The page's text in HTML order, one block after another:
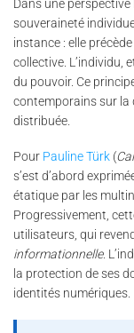
Dans une perspective
souveraineté
instance : elle
collective. L’individu,
du pouvoir. Ce
contemporains sur la
distribuée.
Pour Pauline Türk (
s’est d’abord
étatique par les
Progressivement,
utilisateurs, qui
informationnelle.
la protection de ses
identités numériques.